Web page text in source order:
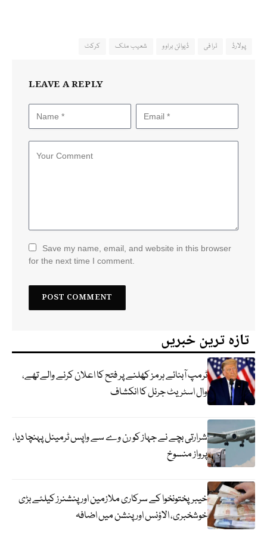
پولارڈ ٹرافی ڈیوائن براوو شعیب ملک کرکٹ
LEAVE A REPLY
Save my name, email, and website in this browser
for the next time I comment.
تازہ ترین خبریں
ٹرمپ آبنائے ہرمز کھلنے پر فتح کا اعلان کرنے والے تھے،
وال اسٹریٹ جرنل کا انکشاف
شرارتی بچے نے جہاز کو رن وے سے واپس ٹرمینل پہنچا دیا،
پرواز منسوخ
خیبرپختونخوا کے سرکاری ملازمین اور پنشنرز کیلئے بڑی
خوشخبری، الاؤنس اور پنشن میں اضافہ